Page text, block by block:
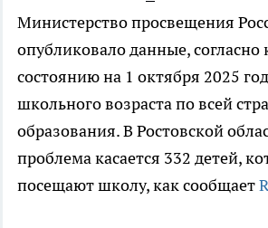
Министерство просвещения
опубликовало данные,
состоянию на 1 октября 2025
школьного возраста по всей
образования. В Ростовской
проблема касается 332 детей,
посещают школу, как сообщает